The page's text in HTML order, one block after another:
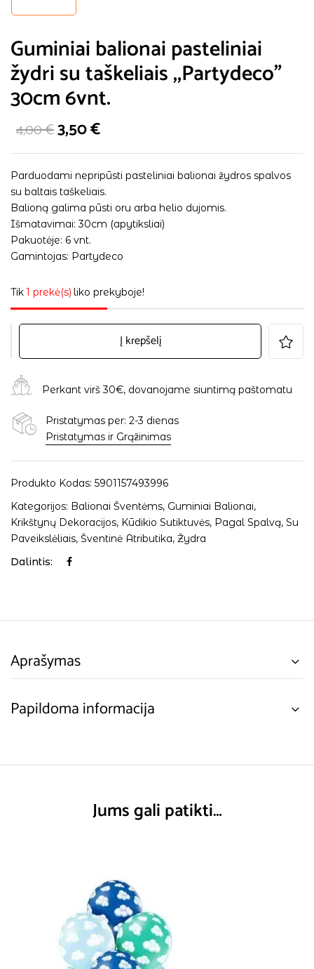
Guminiai balionai pasteliniai
žydri su taškeliais ,,Partydeco”
30cm 6vnt.
4,00€3,50€
Parduodami nepripūsti pasteliniai balionai žydros spalvos
su baltais taškeliais.
Balioną galima pūsti oru arba helio dujomis.
Išmatavimai: 30cm (apytiksliai)
Pakuotėje: 6 vnt.
Gamintojas: Partydeco
Tik1 prekė(s) liko prekyboje!
Į krepšelį
Perkant virš 30€, dovanojame siuntimą paštomatu
Pristatymas per: 2-3 dienas
Pristatymas ir Grąžinimas
Produkto Kodas: 5901157493996
Kategorijos: Balionai Šventėms, Guminiai Balionai,
Krikštynų Dekoracijos, Kūdikio Sutiktuvės, Pagal Spalvą, Su
Paveikslėliais, Šventinė Atributika, Žydra
Dalintis:
Aprašymas
Papildoma informacija
Jums gali patikti…